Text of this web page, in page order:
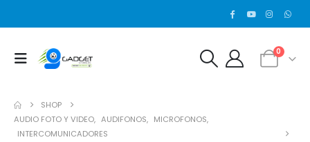
0
SHOP
AUDIO FOTO Y VIDEO, AUDIFONOS, MICROFONOS,
INTERCOMUNICADORES